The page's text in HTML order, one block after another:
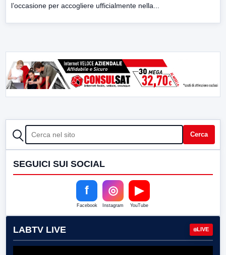
l’occasione per accogliere ufficialmente nella...
CERCA Cerca
SEGUICI SUI SOCIAL
f
Facebook
◎
Instagram
▶
YouTube
LABTV LIVE LIVE